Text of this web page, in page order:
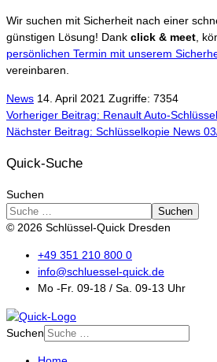
Wir suchen mit Sicherheit nach einer
günstigen Lösung! Dank click & meet ,
persönlichen Termin mit unserem
vereinbaren.
News 14. April 2021 Zugriffe: 7354
Vorheriger Beitrag: Renault Auto-
Nächster Beitrag: Schlüsselkopie News
Quick-Suche
Suchen
Suchen
© 2026 Schlüssel-Quick Dresden
+49 351 210 800 0
info@schluessel-quick.de
Mo -Fr. 09-18 / Sa. 09-13 Uhr
Suchen